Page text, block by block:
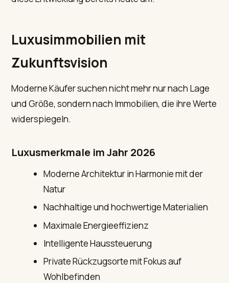
Luxusimmobilien mit
Zukunftsvision
Moderne Käufer suchen nicht mehr nur nach Lage
und Größe, sondern nach Immobilien, die ihre Werte
widerspiegeln.
Luxusmerkmale im Jahr 2026
Moderne Architektur in Harmonie mit der
Natur
Nachhaltige und hochwertige Materialien
Maximale Energieeffizienz
Intelligente Haussteuerung
Private Rückzugsorte mit Fokus auf
Wohlbefinden